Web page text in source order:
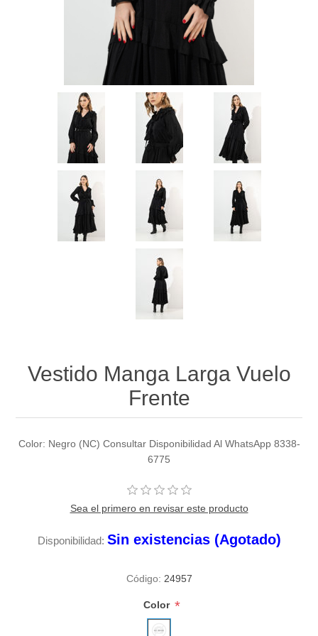
Vestido Manga Larga Vuelo
Frente
Color: Negro (NC) Consultar Disponibilidad Al WhatsApp 8338-
6775
Sea el primero en revisar este producto
Disponibilidad: Sin existencias (Agotado)
Código: 24957
Color *